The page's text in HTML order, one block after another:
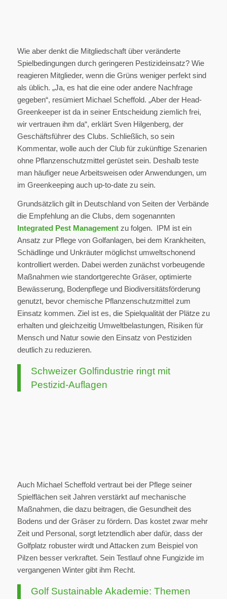
Wie aber denkt die Mitgliedschaft über veränderte
Spielbedingungen durch geringeren Pestizideinsatz? Wie
reagieren Mitglieder, wenn die Grüns weniger perfekt sind
als üblich. „Ja, es hat die eine oder andere Nachfrage
gegeben“, resümiert Michael Scheffold. „Aber der Head-
Greenkeeper ist da in seiner Entscheidung ziemlich frei,
wir vertrauen ihm da“, erklärt Sven Hilgenberg, der
Geschäftsführer des Clubs. Schließlich, so sein
Kommentar, wolle auch der Club für zukünftige Szenarien
ohne Pflanzenschutzmittel gerüstet sein. Deshalb teste
man häufiger neue Arbeitsweisen oder Anwendungen, um
im Greenkeeping auch up-to-date zu sein.
Grundsätzlich gilt in Deutschland von Seiten der Verbände
die Empfehlung an die Clubs, dem sogenannten
Integrated Pest Managementzu folgen. IPM ist ein
Ansatz zur Pflege von Golfanlagen, bei dem Krankheiten,
Schädlinge und Unkräuter möglichst umweltschonend
kontrolliert werden. Dabei werden zunächst vorbeugende
Maßnahmen wie standortgerechte Gräser, optimierte
Bewässerung, Bodenpflege und Biodiversitätsförderung
genutzt, bevor chemische Pflanzenschutzmittel zum
Einsatz kommen. Ziel ist es, die Spielqualität der Plätze zu
erhalten und gleichzeitig Umweltbelastungen, Risiken für
Mensch und Natur sowie den Einsatz von Pestiziden
deutlich zu reduzieren.
Schweizer Golfindustrie ringt mit
Pestizid-Auflagen
Auch Michael Scheffold vertraut bei der Pflege seiner
Spielflächen seit Jahren verstärkt auf mechanische
Maßnahmen, die dazu beitragen, die Gesundheit des
Bodens und der Gräser zu fördern. Das kostet zwar mehr
Zeit und Personal, sorgt letztendlich aber dafür, dass der
Golfplatz robuster wirdt und Attacken zum Beispiel von
Pilzen besser verkraftet. Sein Testlauf ohne Fungizide im
vergangenen Winter gibt ihm Recht.
Golf Sustainable Akademie: Themen